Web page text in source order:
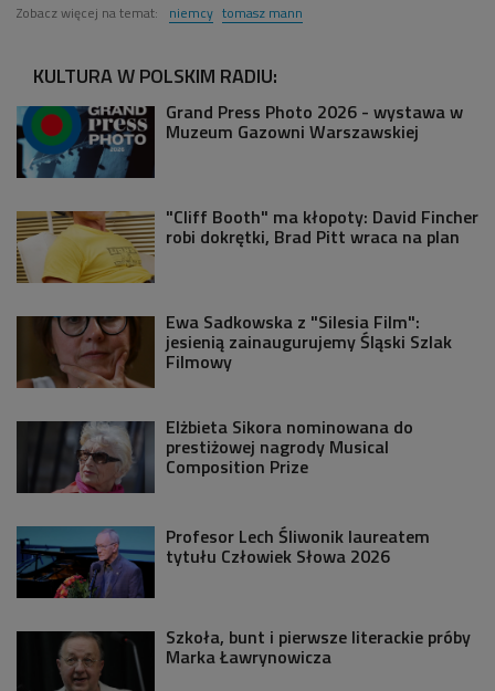
Zobacz więcej na temat: niemcy tomasz mann
KULTURA W POLSKIM RADIU:
Grand Press Photo 2026 - wystawa w
Muzeum Gazowni Warszawskiej
"Cliff Booth" ma kłopoty: David Fincher
robi dokrętki, Brad Pitt wraca na plan
Ewa Sadkowska z "Silesia Film":
jesienią zainaugurujemy Śląski Szlak
Filmowy
Elżbieta Sikora nominowana do
prestiżowej nagrody Musical
Composition Prize
Profesor Lech Śliwonik laureatem
tytułu Człowiek Słowa 2026
Szkoła, bunt i pierwsze literackie próby
Marka Ławrynowicza